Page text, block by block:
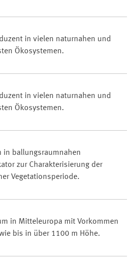
in vielen naturnahen und
Ökosystemen.
in vielen naturnahen und
Ökosystemen.
in ballungsraumnahen
zur Charakterisierung der
Vegetationsperiode.
in Mitteleuropa mit Vorkommen
bis in über 1100 m Höhe.